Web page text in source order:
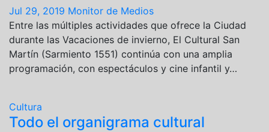
Jul 29, 2019 Monitor de Medios
Entre las múltiples actividades que ofrece la Ciudad
durante las Vacaciones de invierno, El Cultural San
Martín (Sarmiento 1551) continúa con una amplia
programación, con espectáculos y cine infantil y…
Cultura
Todo el organigrama cultural